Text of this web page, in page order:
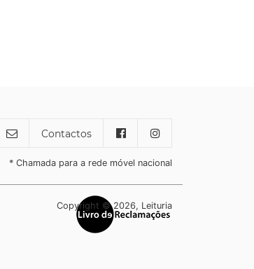
Contactos
* Chamada para a rede móvel nacional
Copyright © 2026, Leituria